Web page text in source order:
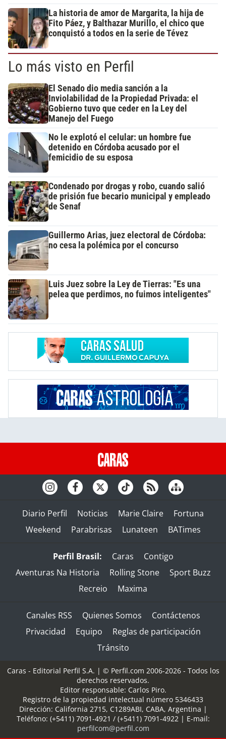
La historia de amor de Margarita, la hija de
Fito Páez, y Balthazar Murillo, el chico que
conquistó a todos en la serie de Tévez
Lo más visto en Perfil
El Senado dio media sanción a la
Inviolabilidad de la Propiedad Privada: el
Gobierno tuvo que ceder en la Ley del
Manejo del Fuego
No le explotó el celular: un hombre fue
detenido en Córdoba acusado por el
femicidio de su esposa
Condenado por drogas y robo, cuando salió
de prisión fue becario municipal y empleado
de Senaf
Guillermo Arias, juez electoral de Córdoba:
no cesa la polémica por el concurso
Luis Juez sobre la Ley de Tierras: "Es una
pelea que perdimos, no fuimos inteligentes"
Diario Perfil Noticias Marie Claire
Fortuna
Weekend
Parabrisas Lunateen BATimes
Perfil Brasil: Caras
Contigo
Aventuras Na Historia
Rolling Stone
Sport Buzz
Recreio
Maxima
Canales RSS Quienes Somos
Contáctenos
Privacidad
Equipo
Reglas de participación
Tránsito
Caras - Editorial Perfil S.A. | © Perfil.com 2006-2026 - Todos los
derechos reservados.
Editor responsable: Carlos Piro.
Registro de la propiedad intelectual número 5346433
Dirección: California 2715, C1289ABI, CABA, Argentina |
Teléfono: (+5411) 7091-4921 / (+5411) 7091-4922 | E-mail:
perfilcom@perfil.com